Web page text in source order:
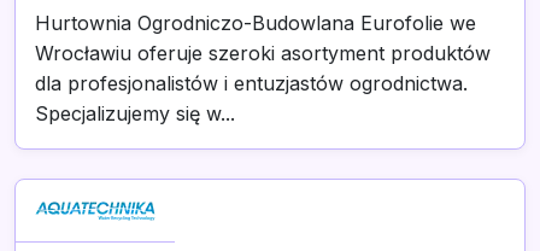
Hurtownia Ogrodniczo-Budowlana Eurofolie we
Wrocławiu oferuje szeroki asortyment produktów
dla profesjonalistów i entuzjastów ogrodnictwa.
Specjalizujemy się w...